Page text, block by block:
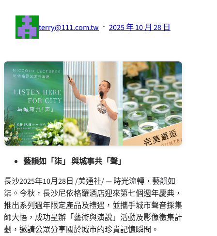
terry@111.com.tw · 2025 年 10 月 28 日
藝韻如「柒」 與城事共「聲」
長沙2025年10月28日 /美通社/ — 時光流轉，藝韻如
柒。今秋，長沙尼依格羅酒店迎來第七個週年慶典，
推出系列週年限定產品及禮遇，並攜手城市聲音採集
師大悟，成功呈辦「藝術與演說」活動及影像徵集計
劃，邀請公眾分享關於城市的珍貴記憶瞬間。